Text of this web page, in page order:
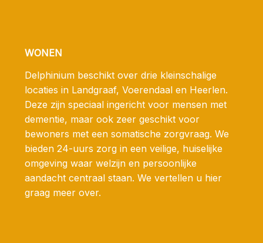
WONEN
Delphinium beschikt over drie kleinschalige
locaties in Landgraaf, Voerendaal en Heerlen.
Deze zijn speciaal ingericht voor mensen met
dementie, maar ook zeer geschikt voor
bewoners met een somatische zorgvraag. We
bieden 24-uurs zorg in een veilige, huiselijke
omgeving waar welzijn en persoonlijke
aandacht centraal staan. We vertellen u hier
graag meer over.